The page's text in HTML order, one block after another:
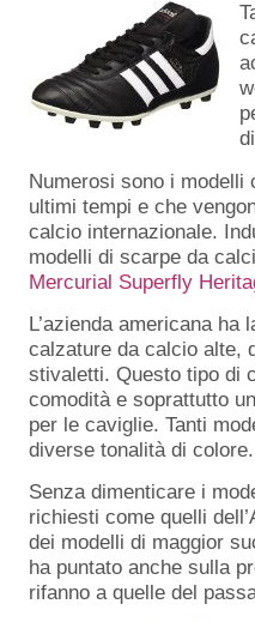
Numerosi sono i modelli
ultimi tempi e che
calcio internazionale.
modelli di scarpe da
Mercurial Superfly
L’azienda americana ha
calzature da calcio alte,
stivaletti. Questo tipo di
comodità e soprattutto
per le caviglie. Tanti
diverse tonalità di colore.
Senza dimenticare i
richiesti come quelli
dei modelli di maggior
ha puntato anche sulla
rifanno a quelle del